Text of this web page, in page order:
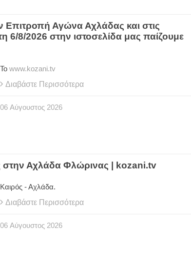
Αγώνα Αχλάδας και στις
6/8/2026 στην ιστοσελίδα μας παίζουμε
Το www.kozani.tv
Διαβάστε Περισσότερα
06 Αύγουστος 2026
στην Αχλάδα Φλώρινας | kozani.tv
Kαιρός - Αχλάδα.
Διαβάστε Περισσότερα
06 Αύγουστος 2026